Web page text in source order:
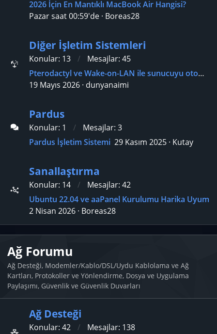
2026 İçin En Mantıklı MacBook Air Hangisi?
Pazar saat 00:59'de Boreas28
Diğer İşletim Sistemleri
Konular 13 Mesajlar 45
Pterodactyl ve Wake-on-LAN ile sunucuyu otomatik açıp kapatmak mümkün mü?
19 Mayıs 2026 dunyanaimi
Pardus
Konular 1 Mesajlar 3
Pardus İşletim Sistemi 29 Kasım 2025 Kutay
Sanallaştırma
Konular 14 Mesajlar 42
Ubuntu 22.04 ve aaPanel Kurulumu Harika Uyum
2 Nisan 2026 Boreas28
Ağ Forumu
Ağ Desteği, Modemler/Kablo/DSL/Uydu Kablolama ve Ağ
Kartları, Protokoller ve Yönlendirme, Dosya ve Uygulama
Paylaşımı, Güvenlik ve Güvenlik Duvarları
Ağ Desteği
Konular 42 Mesajlar 138